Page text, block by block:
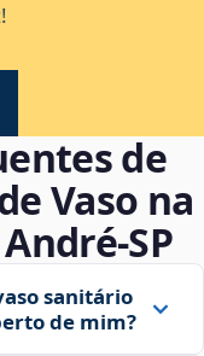
de
Vaso na
sanitário
de mim?